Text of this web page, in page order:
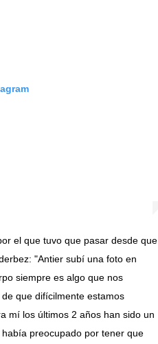
el que tuvo que pasar desde que
"Antier subí una foto en
siempre es algo que nos
que difícilmente estamos
mí los últimos 2 años han sido un
preocupado por tener que